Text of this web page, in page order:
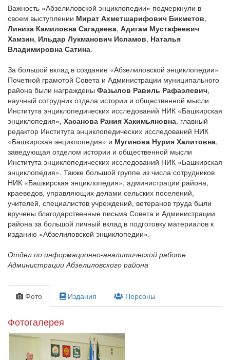
Важность «Абзелиловской энциклопедии» подчеркнули в
своем выступлении Мират Ахметшарифович Бикметов,
Линиза Камиловна Сагадеева, Адигам Мустафеевич
Хамзин, Ильдар Лукманович Исламов, Наталья
Владимировна Сатина.
За большой вклад в создание «Абзелиловской энциклопедии»
Почетной грамотой Совета и Администрации муниципального
района были награждены Фазылов Равиль Рафаэлевич,
научный сотрудник отдела истории и общественной мысли
Института энциклопедических исследований НИК «Башкирская
энциклопедия», Хасанова Рания Хакимьяновна, главный
редактор Института энциклопедических исследований НИК
«Башкирская энциклопедия» и Мугинова Нурия Халитовна,
заведующая отделом истории и общественной мысли
Института энциклопедических исследований НИК «Башкирская
энциклопедия». Также большой группе из числа сотрудников
НИК «Башкирская энциклопедия», администрации района,
краеведов, управляющих делами сельских поселений,
учителей, специалистов учреждений, ветеранов труда были
вручены благодарственные письма Совета и Администрации
района за большой личный вклад в подготовку материалов к
изданию «Абзелиловской энциклопедии».
Отдел по информационно-аналитической работе
Администрации Абзелиловского района
Фото Издания Персоны
Фотогалерея